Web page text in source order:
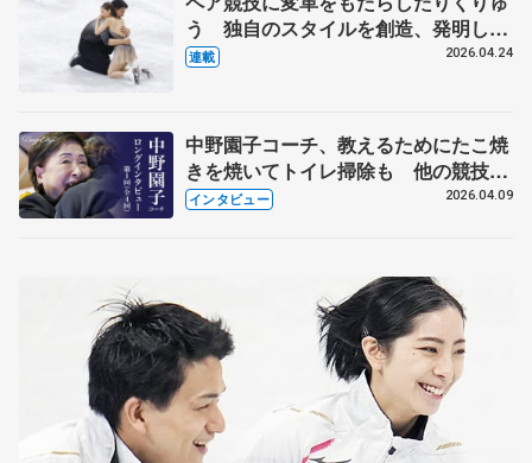
う 独自のスタイルを創造、発明した
【引退発表後②】
連載 2026.04.24
中野園子コーチ、教えるためにたこ焼
きを焼いてトイレ掃除も 他の競技に
も通用するという坂本花織の筋肉
インタビュー 2026.04.09